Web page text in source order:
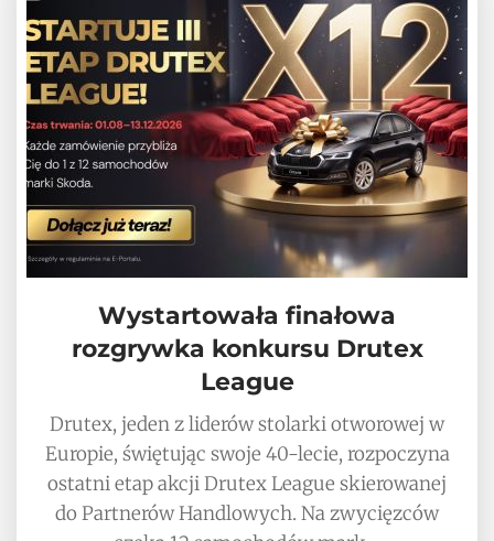
Wystartowała finałowa
rozgrywka konkursu Drutex
League
Drutex, jeden z liderów stolarki otworowej w
Europie, świętując swoje 40-lecie, rozpoczyna
ostatni etap akcji Drutex League skierowanej
do Partnerów Handlowych. Na zwycięzców